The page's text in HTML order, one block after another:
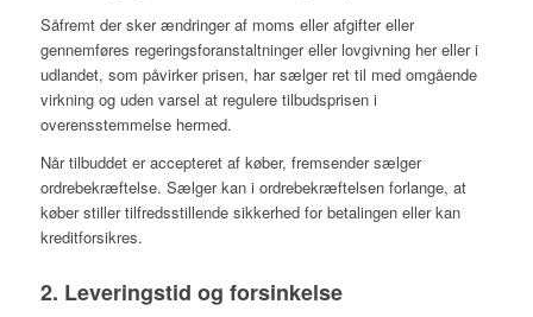
Såfremt der sker ændringer af moms eller afgifter eller
gennemføres regeringsforanstaltninger eller lovgivning her eller i
udlandet, som påvirker prisen, har sælger ret til med omgående
virkning og uden varsel at regulere tilbudsprisen i
overensstemmelse hermed.
Når tilbuddet er accepteret af køber, fremsender sælger
ordrebekræftelse. Sælger kan i ordrebekræftelsen forlange, at
køber stiller tilfredsstillende sikkerhed for betalingen eller kan
kreditforsikres.
2. Leveringstid og forsinkelse